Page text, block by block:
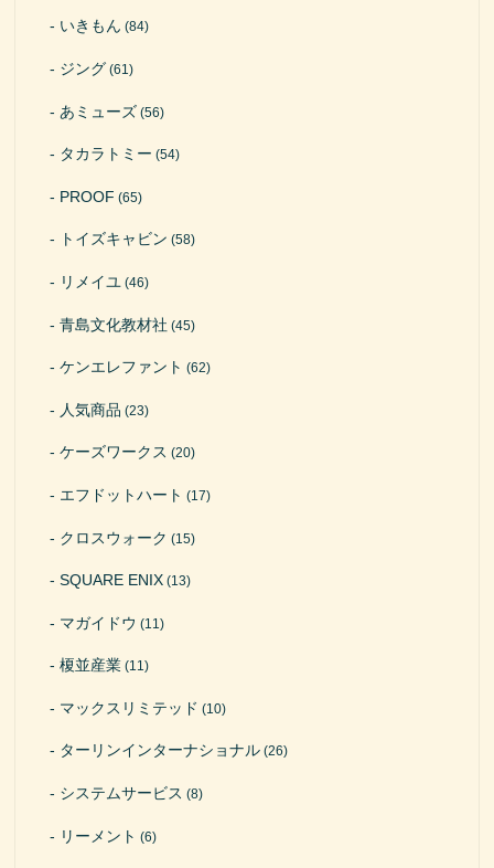
いきもん (84)
ジング (61)
あミューズ (56)
タカラトミー (54)
PROOF (65)
トイズキャビン (58)
リメイユ (46)
青島文化教材社 (45)
ケンエレファント (62)
人気商品 (23)
ケーズワークス (20)
エフドットハート (17)
クロスウォーク (15)
SQUARE ENIX (13)
マガイドウ (11)
榎並産業 (11)
マックスリミテッド (10)
ターリンインターナショナル (26)
システムサービス (8)
リーメント (6)